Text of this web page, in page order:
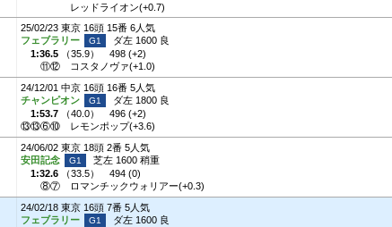
レッドライオン(+0.7)
25/02/23 東京 16頭 15番 6人気
フェブラリー
ダ左 1600 良
1:36.5 （35.9）
498 (+2)
⑪⑫
コスタノヴァ(+1.0)
24/12/01 中京 16頭 16番 5人気
チャンピオン
ダ左 1800 良
1:53.7 （40.0）
496 (+2)
⑬⑬⑥⑩
レモンポップ(+3.6)
24/06/02 東京 18頭 2番 5人気
安田記念
芝左 1600 稍重
1:32.6 （33.5）
494 (0)
⑧⑦
ロマンチックウォリアー(+0.3)
24/02/18 東京 16頭 7番 5人気
フェブラリー
ダ左 1600 良